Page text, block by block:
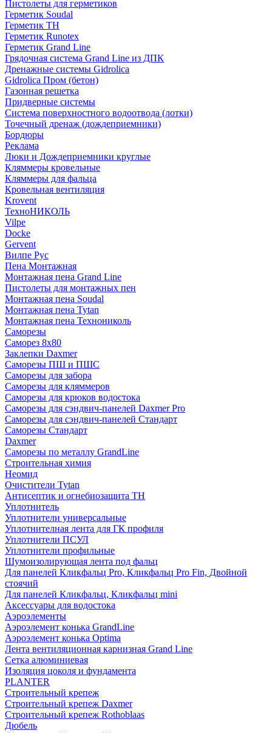
Пистолеты для герметиков
Герметик Soudal
Герметик ТН
Герметик Runotex
Герметик Grand Line
Грядочная система Grand Line из ДПК
Дренажные системы Gidrolica
Gidrolica Пром (бетон)
Газонная решетка
Придверные системы
Система поверхностного водоотвода (лотки)
Точечный дренаж (дождеприемники)
Бордюры
Рекламa
Люки и Дождеприемники круглые
Кляммеры кровельные
Кляммеры для фальца
Кровельная вентиляция
Krovent
ТехноНИКОЛЬ
Vilpe
Docke
Gervent
Вилпе Рус
Пена Монтажнaя
Монтажная пена Grand Linе
Пистолеты для монтажных пен
Монтажная пена Soudal
Монтажная пена Tytan
Монтажная пена Технониколь
Саморезы
Саморез 8х80
Заклепки Daxmer
Саморезы ПШ и ПШС
Саморезы для забора
Саморезы для кляммеров
Саморезы для крюков водостока
Саморезы для сэндвич-панелей Daxmer Pro
Саморезы для сэндвич-панелей Стандарт
Саморезы Стандарт
Daxmer
Саморезы по металлу GrandLine
Строительная химия
Неомид
Очистители Tytan
Антисептик и огнебиозащита ТН
Уплотнитель
Уплотнители универсальные
Уплотнителная лента для ГК профиля
Уплотнители ПСУЛ
Уплотнители профильные
Шумоизолирующая лента под фальц
Для панелей Кликфальц Pro, Кликфальц Pro Fin, Двойной
стоячий
Для панелей Кликфальц, Кликфальц mini
Аксессуары для водостока
Аэроэлементы
Аэроэлемент конька GrandLine
Аэроэлемент конька Optima
Лента вентиляционная карнизная Grand Line
Сетка алюминиевая
Изоляция цоколя и фундамента
PLANTER
Строительный крепеж
Строительный крепеж Daxmer
Строительный крепеж Rothoblaas
Дюбель